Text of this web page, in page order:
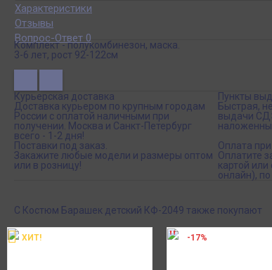
Характеристики
Отзывы
Вопрос-Ответ 0
Комплект - полукомбинезон, маска.
3-6 лет, рост 92-122см
Курьерская доставка
Доставка курьером по крупным городам
России с оплатой наличными при
получении. Москва и Санкт-Петербург
всего - 1-2 дня!
Пункты
Быстрая,
выдачи
Поставки под заказ.
Закажите любые модели и размеры оптом
или в розницу!
Оплата
Оплатите
картой
онлайн),
С Костюм Барашек детский КФ-2049 также покупают
ХИТ! -17%